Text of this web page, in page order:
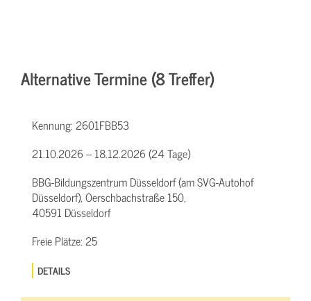
Alternative Termine (8 Treffer)
Kennung:2601FBB53
21.10.2026 – 18.12.2026 (24 Tage)
BBG-Bildungszentrum Düsseldorf (am SVG-Autohof
Düsseldorf), Oerschbachstraße 150,
40591 Düsseldorf
Freie Plätze:25
DETAILS